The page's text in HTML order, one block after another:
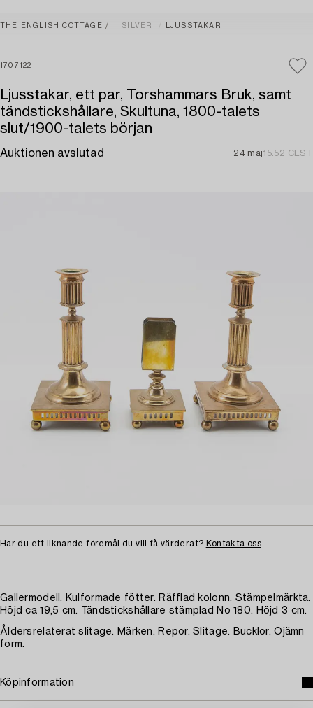
THE ENGLISH COTTAGE SILVER LJUSSTAKAR
1707122
Ljusstakar, ett par, Torshammars Bruk, samt
tändstickshållare, Skultuna, 1800-talets
slut/1900-talets början
Auktionen avslutad 24 maj15:52 CEST
Har du ett liknande föremål du vill få värderat? Kontakta oss
Gallermodell. Kulformade fötter. Räfflad kolonn. Stämpelmärkta.
Höjd ca 19,5 cm. Tändstickshållare stämplad No 180. Höjd 3 cm.
Åldersrelaterat slitage. Märken. Repor. Slitage. Bucklor. Ojämn
form.
Köpinformation